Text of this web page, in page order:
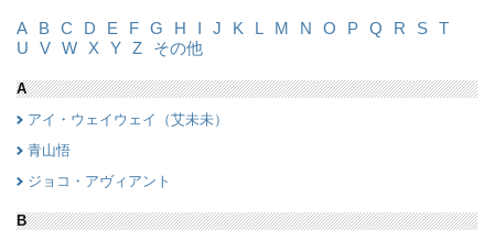
A B C D E F G H I J K L M N O P Q R S T
U
V W X Y Z その他
A
アイ・ウェイウェイ（艾未未）
青山悟
ジョコ・アヴィアント
B